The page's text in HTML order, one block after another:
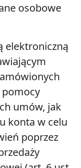
osobowe
elektroniczną
pomocy
umów, jak
konta w celu
poprzez